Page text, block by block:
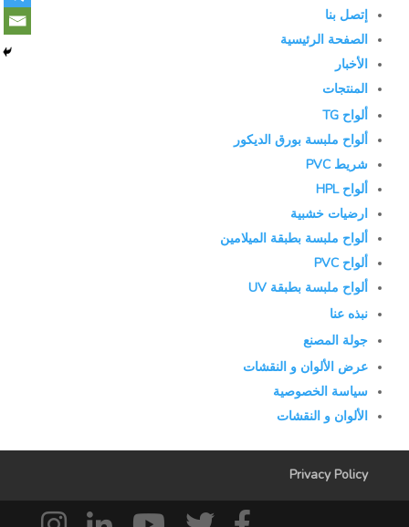
إتصل بنا
الصفحة الرئيسية
الأخبار
المنتجات
ألواح TG
ألواح ملبسة بورق الديكور
شريط PVC
ألواح HPL
ارضيات خشبية
ألواح ملبسة بطبقة الميلامين
ألواح PVC
ألواح ملبسة بطبقة UV
نبذه عنا
جولة المصنع
عرض الألوان و النقشات
سياسة الخصوصية
الألوان و النقشات
Privacy Policy